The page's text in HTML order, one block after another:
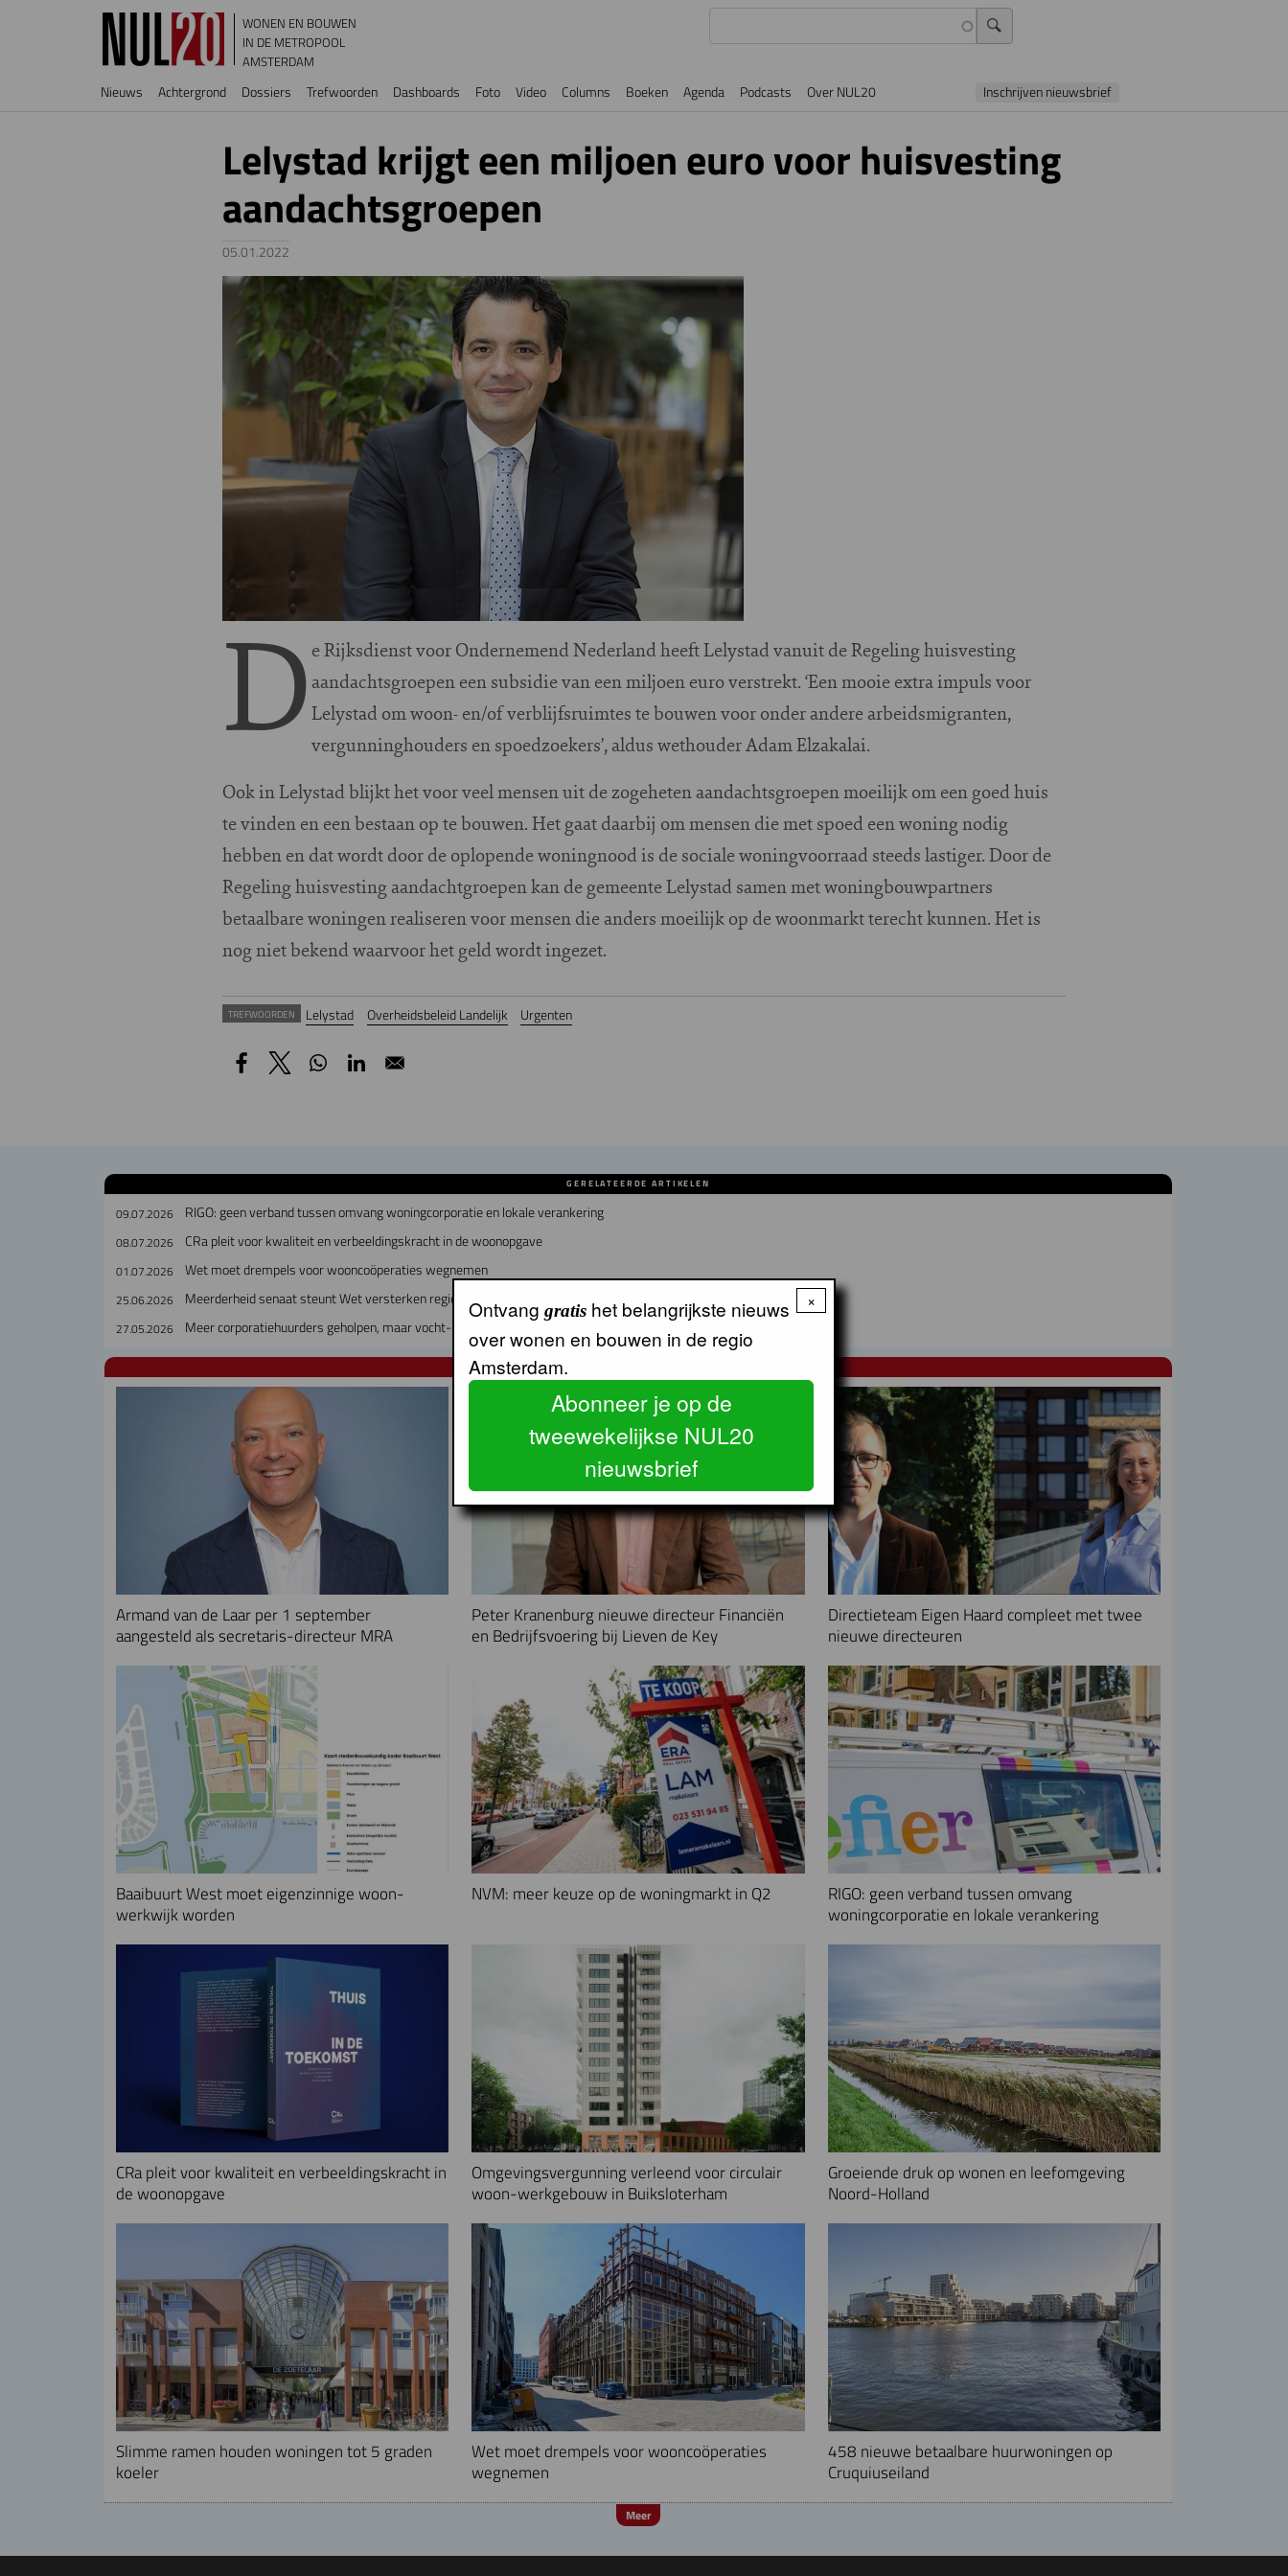
Overslaan en naar de inhoud gaan
WONEN EN BOUWEN
IN DE METROPOOL
AMSTERDAM
Hoofdnavigatie
Nieuws Achtergrond Dossiers Trefwoorden Dashboards Foto Video Columns Boeken Agenda Podcasts Over NUL20 Inschrijven nieuwsbrief
Lelystad krijgt een miljoen euro voor huisvesting
aandachtsgroepen
05.01.2022
Image
D e Rijksdienst voor Ondernemend Nederland heeft Lelystad vanuit de Regeling huisvesting
aandachtsgroepen een subsidie van een miljoen euro verstrekt. ‘Een mooie extra impuls voor
Lelystad om woon- en/of verblijfsruimtes te bouwen voor onder andere arbeidsmigranten,
vergunninghouders en spoedzoekers’, aldus wethouder Adam Elzakalai.
Ook in Lelystad blijkt het voor veel mensen uit de zogeheten aandachtsgroepen moeilijk om een goed huis
te vinden en een bestaan op te bouwen. Het gaat daarbij om mensen die met spoed een woning nodig
hebben en dat wordt door de oplopende woningnood is de sociale woningvoorraad steeds lastiger. Door de
Regeling huisvesting aandachtgroepen kan de gemeente Lelystad samen met woningbouwpartners
betaalbare woningen realiseren voor mensen die anders moeilijk op de woonmarkt terecht kunnen. Het is
nog niet bekend waarvoor het geld wordt ingezet.
TREFWOORDEN Lelystad Overheidsbeleid Landelijk Urgenten
GERELATEERDE ARTIKELEN
09.07.2026 RIGO: geen verband tussen omvang woningcorporatie en lokale verankering
08.07.2026 CRa pleit voor kwaliteit en verbeeldingskracht in de woonopgave
01.07.2026 Wet moet drempels voor wooncoöperaties wegnemen
25.06.2026 Meerderheid senaat steunt Wet versterken regie op volkshuisvesting
27.05.2026 Meer corporatiehuurders geholpen, maar vocht- en schimmelproblematiek blijft hardnekkig
Armand van de Laar per 1 september
aangesteld als secretaris-directeur MRA
Peter Kranenburg nieuwe directeur Financiën
en Bedrijfsvoering bij Lieven de Key
Directieteam Eigen Haard compleet met twee
nieuwe directeuren
Baaibuurt West moet eigenzinnige woon-
werkwijk worden
NVM: meer keuze op de woningmarkt in Q2
RIGO: geen verband tussen omvang
woningcorporatie en lokale verankering
CRa pleit voor kwaliteit en verbeeldingskracht in
de woonopgave
Omgevingsvergunning verleend voor circulair
woon-werkgebouw in Buiksloterham
Groeiende druk op wonen en leefomgeving
Noord-Holland
Slimme ramen houden woningen tot 5 graden
koeler
Wet moet drempels voor wooncoöperaties
wegnemen
458 nieuwe betaalbare huurwoningen op
Cruquiuseiland
Meer
×
Ontvang gratis het belangrijkste nieuws
over wonen en bouwen in de regio
Amsterdam.
Abonneer je op de
tweewekelijkse NUL20
nieuwsbrief